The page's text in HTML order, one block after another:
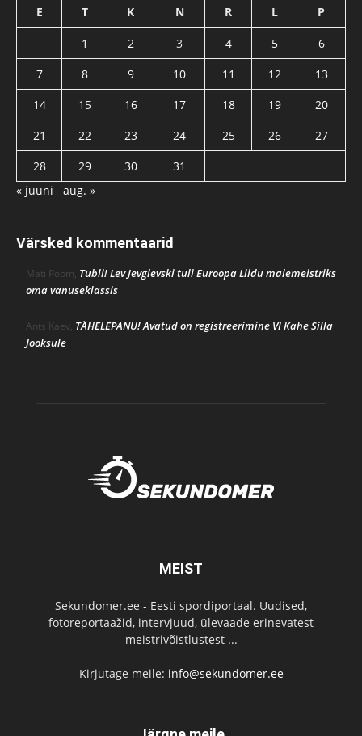
E T K N R L P
1 2 3 4 5
6
7
8 9 10 11 12
13
14
15 16 17 18 19
20
21
22 23 24 25 26
27
28
29 30
31
« juuni
aug. »
Värsked kommentaarid
Mati Poom, Tubli! Lev Jevglevski tuli Euroopa Liidu malemeistriks
oma vanuseklassis
Ants Kaev, TÄHELEPANU! Avatud on registreerimine VI Kahe Silla
Jooksule
MEIST
Sekundomer.ee - Eesti spordiportaal. Uudised,
fotoreportaažid, intervjuud, ülevaade erinevatest
meistrivõistlustest ...
Kirjutage meile: info@sekundomer.ee